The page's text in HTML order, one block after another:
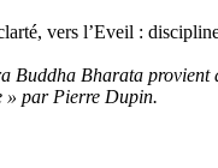
vers l’Eveil :
Buddha Bharata provient
» par Pierre Dupin.